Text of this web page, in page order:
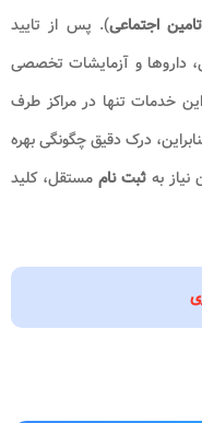
اجتماعی). پس از تایید
داروها و آزمایشات تخصصی
خدمات تنها در مراکز طرف
درک دقیق چگونگی بهره‌
نیاز به ثبت نام مستقل، کلید